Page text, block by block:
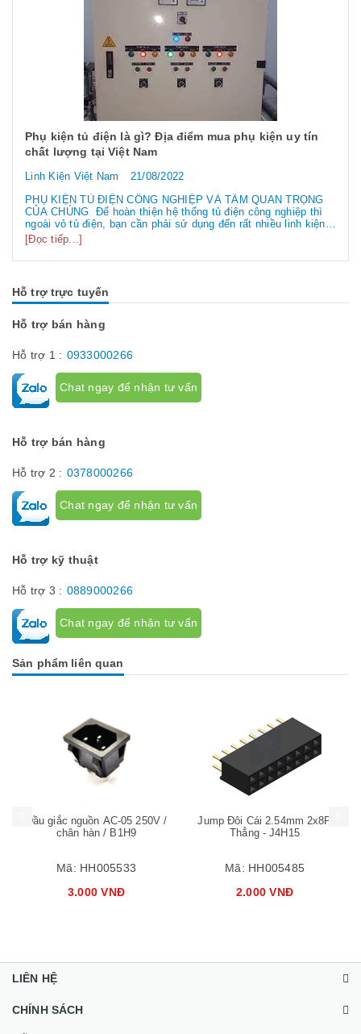
Phụ kiện tủ điện là gì? Địa điểm mua phụ kiện uy tín
chất lượng tại Việt Nam
Linh Kiện Việt Nam
21/08/2022
PHỤ KIỆN TỦ ĐIỆN CÔNG NGHIỆP VÀ TẦM QUAN TRỌNG
CỦA CHÚNG Để hoàn thiện hệ thống tủ điện công nghiệp thì
ngoài vỏ tủ điện, bạn cần phải sử dụng đến rất nhiều linh kiện
tủ điện công nghiệp khác nhau. Vậy các loại phụ kiện tủ điện
công nghiệp bao gồm những gì? Chúng có tác dụng như thế
nào hãy...
[Đọc tiếp...]
Hỗ trợ trực tuyến
Hỗ trợ bán hàng
Hỗ trợ 1 : 0933000266
Chat ngay để nhận tư vấn
Hỗ trợ bán hàng
Hỗ trợ 2 : 0378000266
Chat ngay để nhận tư vấn
Hỗ trợ kỹ thuật
Hỗ trợ 3 : 0889000266
Chat ngay để nhận tư vấn
Sản phẩm liên quan
Đầu giắc nguồn AC-05 250V /
chân hàn / B1H9
Mã: HH005533
3.000 VNĐ
Jump Đôi Cái 2.54mm 2x8P
Thẳng - J4H15
Mã: HH005485
2.000 VNĐ
Mua hàng
LIÊN HỆ
CHÍNH SÁCH